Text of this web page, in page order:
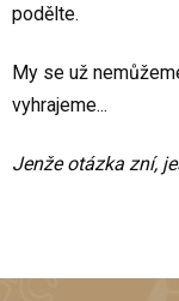
podělte.
My se už
vyhrajeme...
Jenže otázka zní,